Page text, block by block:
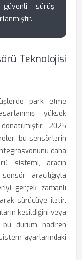
sürüş
Teknolojisi
park etme
yüksek
2025
bu sensörlerin
daha
sistemi, aracın
aracılığıyla
gerçek zamanlı
sürücüye iletir.
kesildiğini veya
bu durum nadiren
ayarlarındaki